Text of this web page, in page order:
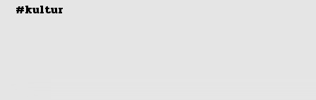
#kultur